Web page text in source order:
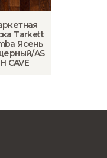
Tarkett
Ясень
AS
H CAVE